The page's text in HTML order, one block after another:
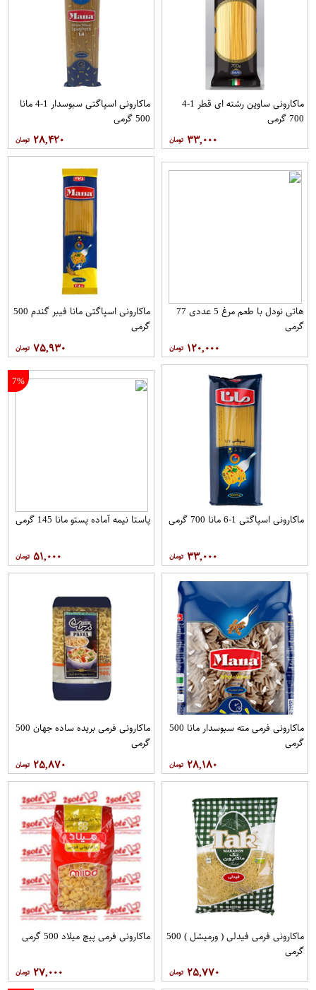
ماکارونی ساوین رشته ای قطر 1-4
700 گرمی
۳۳,۰۰۰
ماکارونی اسپاگتی سبوسدار 1-4 مانا
500 گرمی
۲۸,۴۲۰
هاتی نودل با طعم مرغ 5 عددی 77
گرمی
۱۲۰,۰۰۰
ماکارونی اسپاگتی مانا فیبر گندم 500
گرمی
۷۵,۹۳۰
ماکارونی اسپاگتی 1-6 مانا 700 گرمی
۳۳,۰۰۰
7%
پاستا نیمه آماده پستو مانا 145 گرمی
۵۱,۰۰۰
ماکارونی فرمی مته سبوسدار مانا 500
گرمی
۲۸,۱۸۰
ماکارونی فرمی بریده ساده جهان 500
گرمی
۲۵,۸۷۰
ماکارونی فرمی فیدلی ( ورمیشل ) 500
گرمی
۲۵,۷۷۰
ماکارونی فرمی پیچ میلاد 500 گرمی
۲۷,۰۰۰